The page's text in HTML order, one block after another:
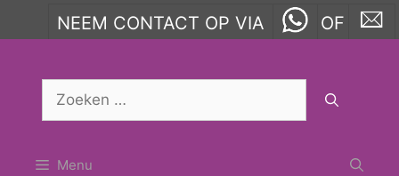
NEEM CONTACT OP VIA OF
Zoek
Menu